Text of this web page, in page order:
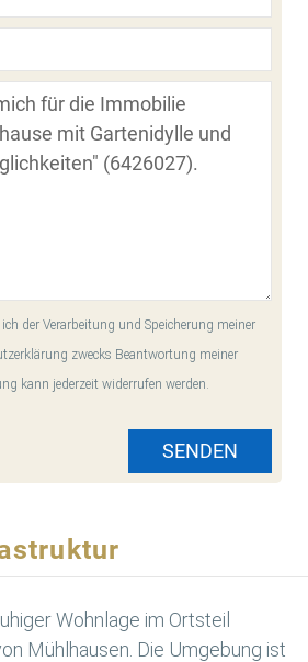
der Verarbeitung und Speicherung meiner
zwecks Beantwortung meiner
kann jederzeit widerrufen werden.
SENDEN
Wohnlage im Ortsteil
Mühlhausen. Die Umgebung ist